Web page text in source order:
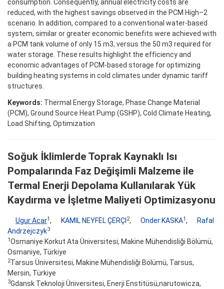
consumption. Consequently, annual electricity costs are
reduced, with the highest savings observed in the PCM High–2
scenario. In addition, compared to a conventional water-based
system, similar or greater economic benefits were achieved with
a PCM tank volume of only 15 m3, versus the 50 m3 required for
water storage. These results highlight the efficiency and
economic advantages of PCM-based storage for optimizing
building heating systems in cold climates under dynamic tariff
structures.
Keywords: Thermal Energy Storage, Phase Change Material
(PCM), Ground Source Heat Pump (GSHP), Cold Climate Heating,
Load Shifting, Optimization
Soğuk İklimlerde Toprak Kaynaklı Isı
Pompalarında Faz Değişimli Malzeme ile
Termal Enerji Depolama Kullanılarak Yük
Kaydırma ve İşletme Maliyeti Optimizasyonu
Ugur Acar1, KAMIL NEYFEL ÇERÇI 2, Onder KASKA1,
Rafal
Andrzejczyk3
1Osmaniye Korkut Ata Üniversitesi, Makine Mühendisliği Bölümü,
Osmaniye, Türkiye
2Tarsus Üniversitesi, Makine Mühendisliği Bölümü, Tarsus,
Mersin, Türkiye
3Gdansk Teknoloji Üniversitesi, Enerji Enstitüsü,narutowicza,